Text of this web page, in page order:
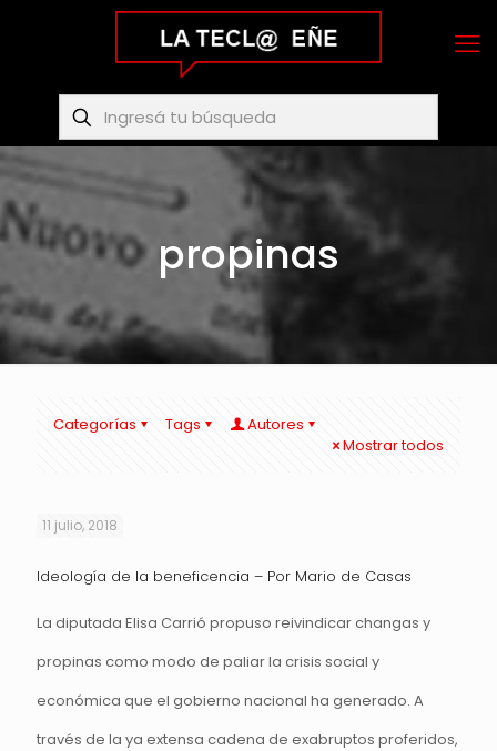
propinas
Categorías Tags
Autores
Mostrar todos
11 julio, 2018
Ideología de la beneficencia – Por Mario de Casas
La diputada Elisa Carrió propuso reivindicar changas y
propinas como modo de paliar la crisis social y
económica que el gobierno nacional ha generado. A
través de la ya extensa cadena de exabruptos proferidos,